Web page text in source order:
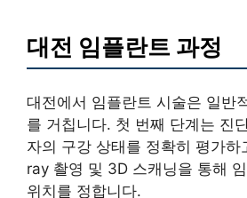
대전 임플란트 과정
대전에서 임플란트 시술은 일반
를 거칩니다. 첫 번째 단계는 진
자의 구강 상태를 정확히 평가
ray 촬영 및 3D 스캐닝을 통해
위치를 정합니다.